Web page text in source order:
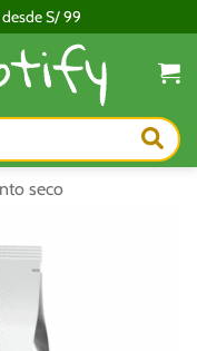
S/ 99
seco